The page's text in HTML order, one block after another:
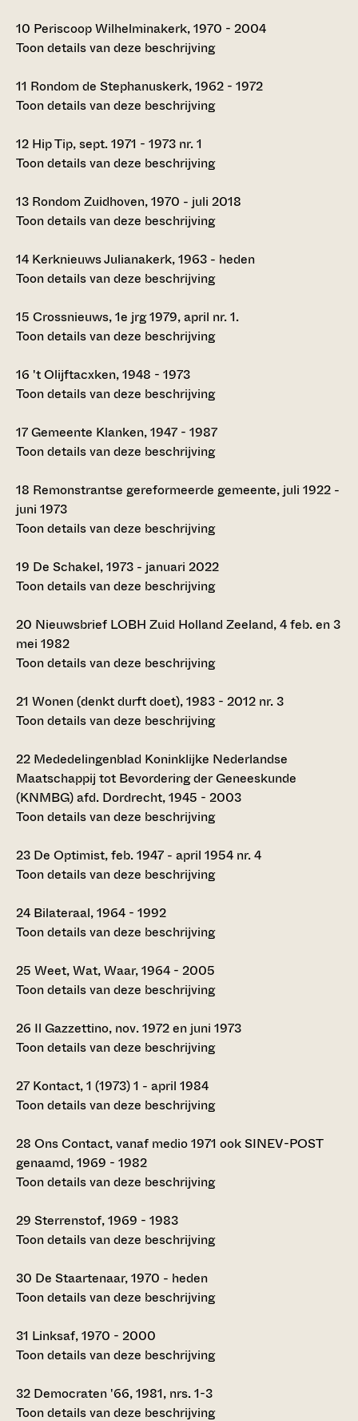
10 Periscoop Wilhelminakerk, 1970 - 2004
Toon details van deze beschrijving
11 Rondom de Stephanuskerk, 1962 - 1972
Toon details van deze beschrijving
12 Hip Tip, sept. 1971 - 1973 nr. 1
Toon details van deze beschrijving
13 Rondom Zuidhoven, 1970 - juli 2018
Toon details van deze beschrijving
14 Kerknieuws Julianakerk, 1963 - heden
Toon details van deze beschrijving
15 Crossnieuws, 1e jrg 1979, april nr. 1.
Toon details van deze beschrijving
16 't Olijftacxken, 1948 - 1973
Toon details van deze beschrijving
17Gemeente Klanken, 1947 - 1987
Toon details van deze beschrijving
18 Remonstrantse gereformeerde gemeente, juli 1922 -
juni 1973
Toon details van deze beschrijving
19 De Schakel, 1973 - januari 2022
Toon details van deze beschrijving
20 Nieuwsbrief LOBH Zuid Holland Zeeland, 4 feb. en 3
mei 1982
Toon details van deze beschrijving
21 Wonen (denkt durft doet), 1983 - 2012 nr. 3
Toon details van deze beschrijving
22 Mededelingenblad Koninklijke Nederlandse
Maatschappij tot Bevordering der Geneeskunde
(KNMBG) afd. Dordrecht, 1945 - 2003
Toon details van deze beschrijving
23 De Optimist, feb. 1947 - april 1954 nr. 4
Toon details van deze beschrijving
24 Bilateraal, 1964 - 1992
Toon details van deze beschrijving
25 Weet, Wat, Waar, 1964 - 2005
Toon details van deze beschrijving
26 Il Gazzettino, nov. 1972 en juni 1973
Toon details van deze beschrijving
27 Kontact, 1 (1973) 1 - april 1984
Toon details van deze beschrijving
28 Ons Contact, vanaf medio 1971 ook SINEV-POST
genaamd, 1969 - 1982
Toon details van deze beschrijving
29 Sterrenstof, 1969 - 1983
Toon details van deze beschrijving
30 De Staartenaar, 1970 - heden
Toon details van deze beschrijving
31 Linksaf, 1970 - 2000
Toon details van deze beschrijving
32 Democraten '66, 1981, nrs. 1-3
Toon details van deze beschrijving